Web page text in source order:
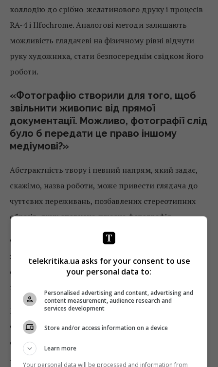
коллодію до срібно-желатинового друку і процесів
RA-4 і Ilfochrome. Аналогові методи залишають
можливість глядачеві на фізичному рівні відчути
руку художника, стати безпосереднім свідком його
роботи.
«Фотографію створили для того, щоб
звільнити живопис від прямої
документації. Можливо, фотографії слід
було б передати це право іншому
медіумові?»
Абстрактність твору і певний напрям, який задає,
скажімо, назва роботи, може привести глядача до
чуттєвих переживань, позбавлених стереотипних
образів, яких сповнена сучасна фотографія.
Фотографію створили для того, щоб звільнити
живопис від прямої документації, можливо,
фотографії слід було б передати це право іншому
медіумові?
Метафорично кажучи, «Три сестри» – це органи
чуття, перемелені в м’ясорубці і виставлені на
святковий стіл на гарних блюдах: неможливість
впоратися з напливами емоцій, біль відстані,
telekritika.ua asks for your consent to use
your personal data to:
Personalised advertising and content, advertising and
content measurement, audience research and
services development
Store and/or access information on a device
Learn more
Your personal data will be processed and information from